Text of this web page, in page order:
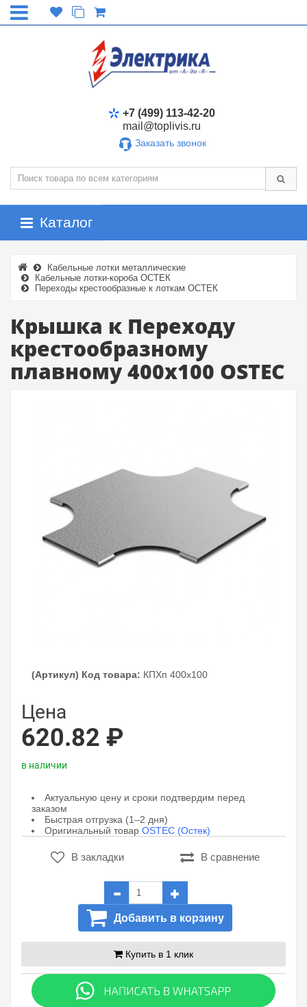
+7 (499) 113-42-20
mail@toplivis.ru
Заказать звонок
Каталог
Кабельные лотки металлические
Кабельные лотки-короба ОСТЕК
Переходы крестообразные к лоткам ОСТЕК
Крышка к Переходу
крестообразному
плавному 400х100 OSTEC
(Артикул) Код товара: КПХп 400х100
Цена
620.82 ₽
в наличии
Актуальную цену и сроки подтвердим перед
заказом
Быстрая отгрузка (1–2 дня)
Оригинальный товар OSTEC (Остек)
В закладки В сравнение
Добавить в корзину
Купить в 1 клик